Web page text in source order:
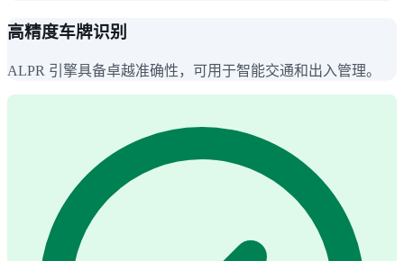
高精度车牌识别
ALPR 引擎具备卓越准确性，可用于智能交通和出入管理。